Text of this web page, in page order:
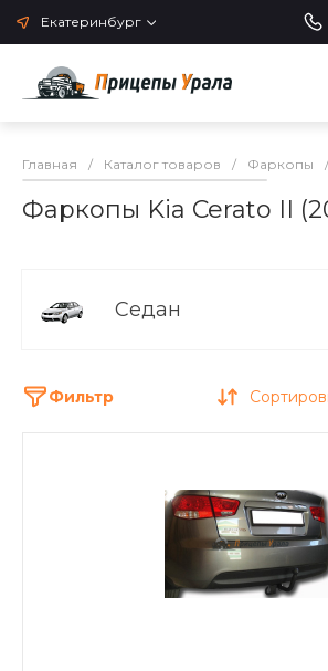
Екатеринбург
Главная / Каталог товаров / Фаркопы /
Фаркопы Kia Cerato II
Седан
Фильтр